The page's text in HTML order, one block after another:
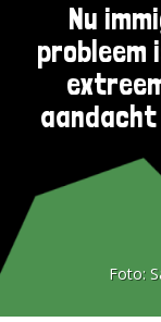
Nu
probleem
Foto: